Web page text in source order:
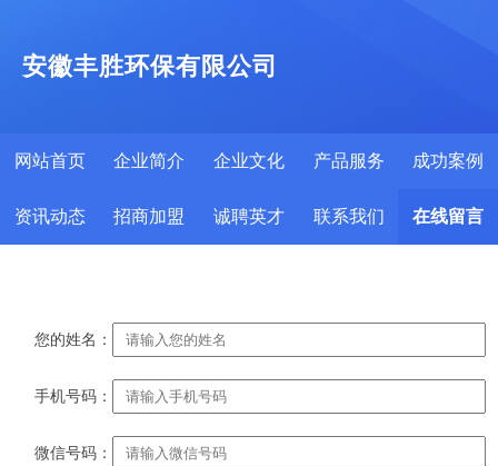
安徽丰胜环保有限公司
网站首页 企业简介 企业文化 产品服务 成功案例
资讯动态 招商加盟 诚聘英才 联系我们 在线留言
您的姓名：
手机号码：
微信号码：